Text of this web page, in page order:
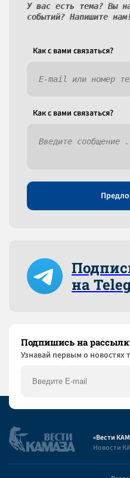
У вас есть тема? Вы
событий? Напишите нам!
Как c вами связаться?
Как c вами связаться?
на
Подпишись на
Узнaвай первым о новостях
«Вести
Новости